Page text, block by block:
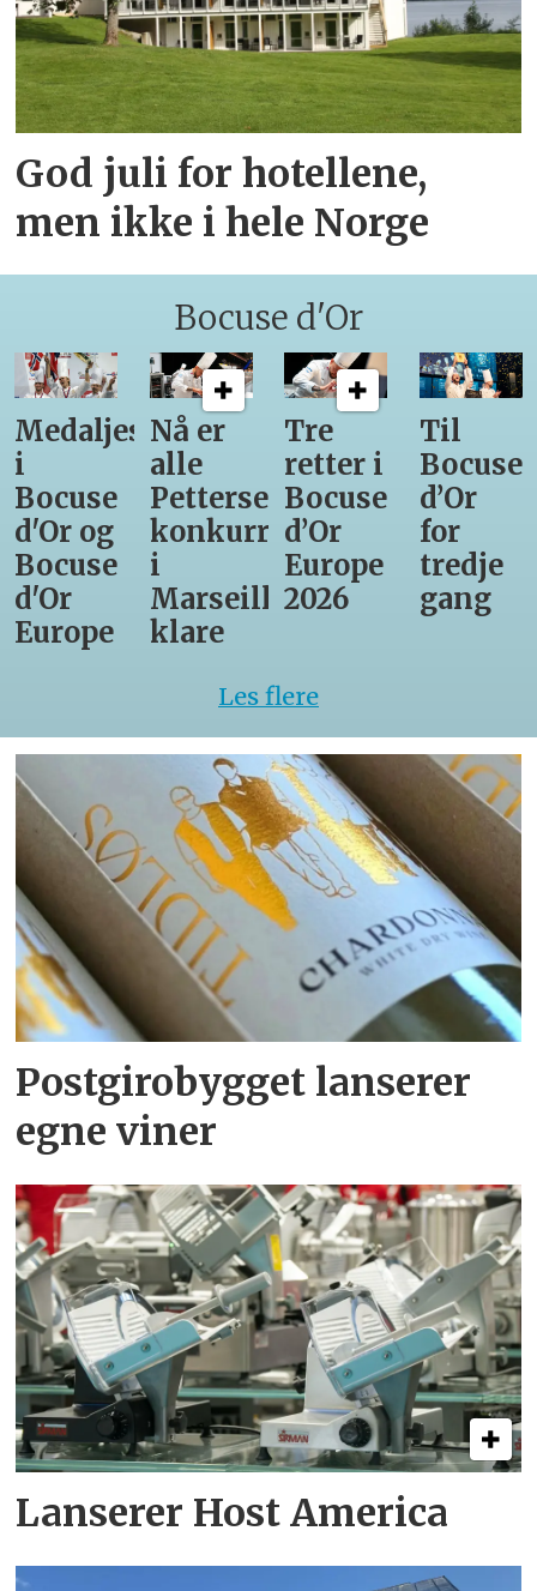
God juli for hotellene,
men ikke i hele Norge
Bocuse d'Or
Medaljestatistikk
i
Bocuse
d'Or og
Bocuse
d'Or
Europe
Nå er
alle
Pettersens
konkurrenter
i
Marseille
klare
Tre
retter i
Bocuse
d’Or
Europe
2026
Til
Bocuse
d’Or
for
tredje
gang
Les flere
Postgirobygget lanserer
egne viner
Lanserer Host America